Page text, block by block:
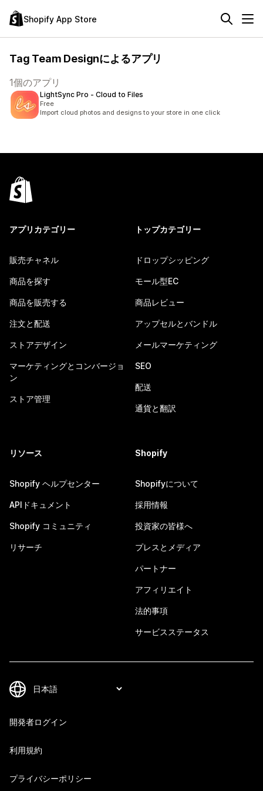
Shopify App Store
Tag Team Designによるアプリ
1個のアプリ
LightSync Pro ‑ Cloud to Files
Free
Import cloud photos and designs to your store in one click
アプリカテゴリー
販売チャネル
商品を探す
商品を販売する
注文と配送
ストアデザイン
マーケティングとコンバージョ
ン
ストア管理
トップカテゴリー
ドロップシッピング
モール型EC
商品レビュー
アップセルとバンドル
メールマーケティング
SEO
配送
通貨と翻訳
リソース
Shopify ヘルプセンター
APIドキュメント
Shopify コミュニティ
リサーチ
Shopify
Shopifyについて
採用情報
投資家の皆様へ
プレスとメディア
パートナー
アフィリエイト
法的事項
サービスステータス
開発者ログイン
利用規約
プライバシーポリシー